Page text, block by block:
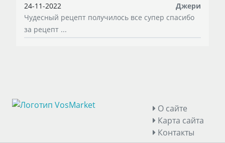
24-11-2022
Джери
Чудесный рецепт получилось все супер спасибо
за рецепт ...
О сайте
Карта сайта
Контакты